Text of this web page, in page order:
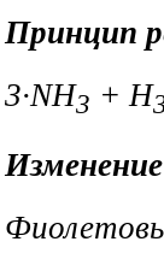
Принцип
3·NH3 + H